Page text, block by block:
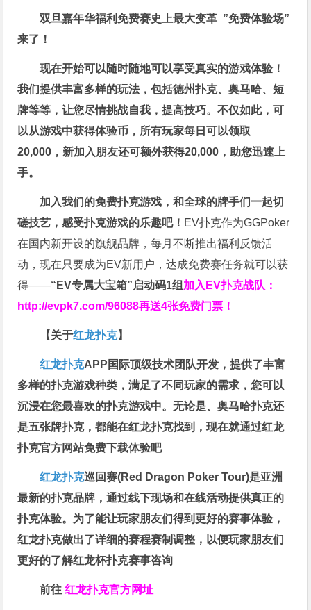
双旦嘉年华福利免费赛史上最大变革 ”免费体验场”
来了！
现在开始可以随时随地可以享受真实的游戏体验！
我们提供丰富多样的玩法，包括德州扑克、奥马哈、短
牌等等，让您尽情挑战自我，提高技巧。不仅如此，可
以从游戏中获得体验币，所有玩家每日可以领取
20,000，新加入朋友还可额外获得20,000，助您迅速上
手。
加入我们的免费扑克游戏，和全球的牌手们一起切
磋技艺，感受扑克游戏的乐趣吧！ EV扑克作为GGPoker
在国内新开设的旗舰品牌，每月不断推出福利反馈活
动，现在只要成为EV新用户，达成免费赛任务就可以获
得——“EV专属大宝箱”启动码1组 加入EV扑克战队：
http://evpk7.com/96088再送4张免费门票！
【关于红龙扑克】
红龙扑克APP国际顶级技术团队开发，提供了丰富
多样的扑克游戏种类，满足了不同玩家的需求，您可以
沉浸在您最喜欢的扑克游戏中。无论是、奥马哈扑克还
是五张牌扑克，都能在红龙扑克找到，现在就通过红龙
扑克官方网站免费下载体验吧
红龙扑克巡回赛​(Red Dragon Poker Tour)是亚洲
最新的扑克品牌，通过线下现场和在线活动提供真正的
扑克体验。为了能让玩家朋友们得到更好的赛事体验，
红龙扑克做出了详细的赛程赛制调整，以便玩家朋友们
更好的了解红龙杯扑克赛事咨询
前往红龙扑克官方网址